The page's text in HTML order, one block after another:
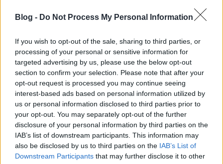
Blog - Do Not Process My Personal Information
If you wish to opt-out of the sale, sharing to third parties, or
processing of your personal or sensitive information for
targeted advertising by us, please use the below opt-out
section to confirm your selection. Please note that after your
opt-out request is processed you may continue seeing
interest-based ads based on personal information utilized by
us or personal information disclosed to third parties prior to
your opt-out. You may separately opt-out of the further
disclosure of your personal information by third parties on the
IAB’s list of downstream participants. This information may
also be disclosed by us to third parties on the IAB’s List of
Downstream Participants that may further disclose it to other
sokféle dologból egy ismert és munkabíró zenésszel
produktumot. Fontos volt, hogy nem promócióval,
nyereményekkel akartuk rávenni a fiatalokat a
részvételre, hanem azzal, hogy helyzetbe hoztuk őket
egy értelmes cél, a közös alkotás
megfogalmazásával, támogatásával.
OK GO-KLIPEK, HÍREK ÖSSZEGYŰJTVE, 2010 ÓTA.